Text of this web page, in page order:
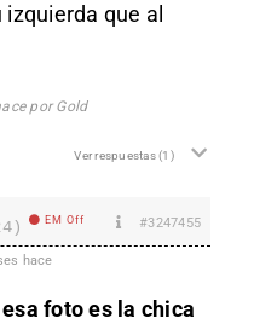
izquierda que al
por Gold
Ver respuestas(1)
EM Off #3247455
hace
foto es la chica